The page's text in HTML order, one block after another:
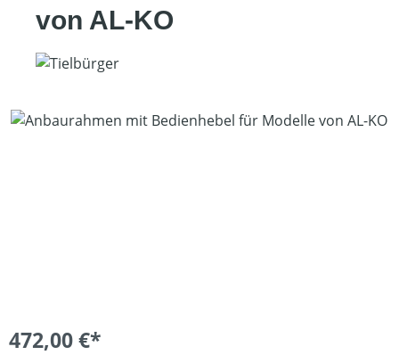
von AL-KO
Bildergalerie überspringen
472,00 €*